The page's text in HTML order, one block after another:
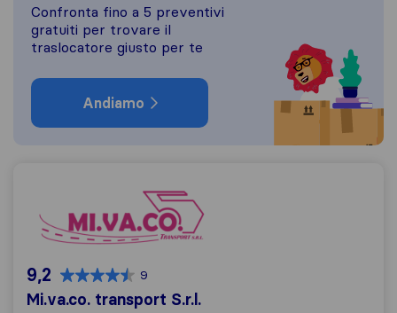
Confronta fino a 5 preventivi
gratuiti per trovare il
traslocatore giusto per te
Andiamo
Mi.va.co. transport S.r.l.
9,2 9
Mi.va.co. transport S.r.l.